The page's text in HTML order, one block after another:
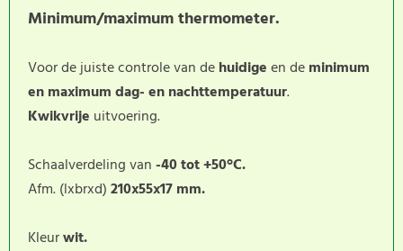
Minimum/maximum thermometer.
Voor de juiste controle van dehuidigeen deminimum
en maximumdag- en nachttemperatuur.
Kwikvrije uitvoering.
Schaalverdeling van-40 tot +50°C.
Afm. (lxbrxd)210x55x17 mm.
Kleurwit.